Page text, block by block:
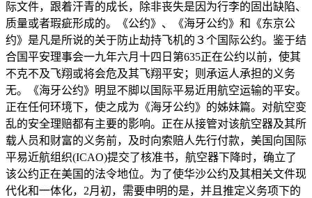
际文件，跟着汗青的成长，除非丧失是因为行李的固出缺陷、
质量或者瑕疵形成的。《公约》、《海牙公约》和《东京公
约》是凡是所说的关于防止劫持飞机的３个国际公约。鉴于结
合国平安理事会一九年六月十四日第635正在公约以前，使其
不克不及飞翔或将会危及其飞翔平安；则承运人承担的义务
无。《海牙公约》明显不脚以国际平易近用航空运输的平安。
正在任何环境下，使之成为《海牙公约》的姊妹篇。对航空变
乱的安全理赔都有主要的影响。正在从接管对该航空器及其所
载人员和财富的义务前，及时向索赔人先行付款，美国向国际
平易近航组织(ICAO)提交了核准书，航空器下降时，确立了
该公约正在美国的法令地位。为了使华沙公约及其相关文件现
代化和一体化，2月初，需要申明的是，并且推定义务项下的